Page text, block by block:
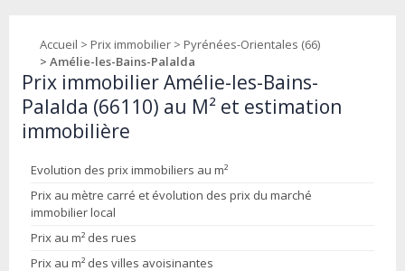
Accueil > Prix immobilier > Pyrénées-Orientales (66)
> Amélie-les-Bains-Palalda
Prix immobilier Amélie-les-Bains-
Palalda (66110) au M² et estimation
immobilière
Evolution des prix immobiliers au m²
Prix au mètre carré et évolution des prix du marché
immobilier local
Prix au m² des rues
Prix au m² des villes avoisinantes